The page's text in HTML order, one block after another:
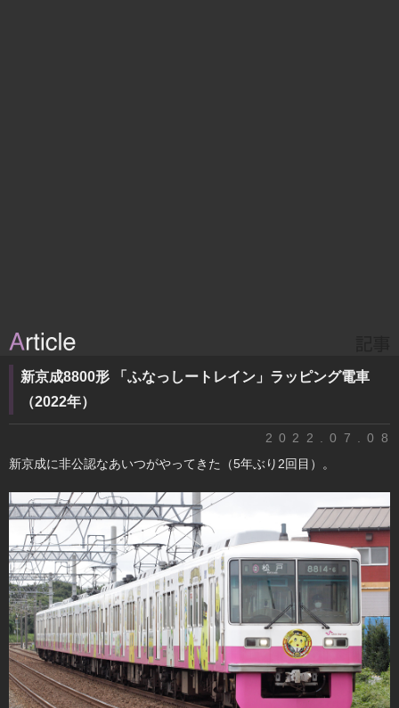
新京成8800形 「ふなっしートレイン」ラッピング電車
（2022年）
2022.07.08
​新京成に非公認なあいつがやってきた（5年ぶり2回目）。